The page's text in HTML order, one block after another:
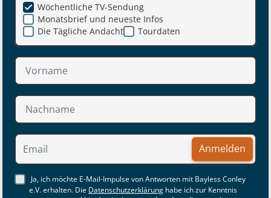
Monatsbrief und neueste Infos
Die Tägliche Andacht
Wöchentliche TV-Sendung
Tourdaten
Anmelden
Ja, ich möchte E-Mail-Impulse von Antworten mit Bayless Conley
e.V. erhalten. Die Datenschutzerklärung habe ich zur Kenntnis